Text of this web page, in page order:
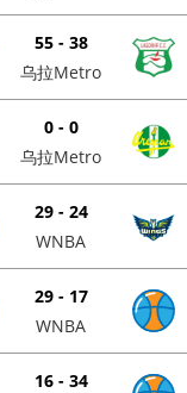
55 - 38
乌拉Metro
0 - 0
乌拉Metro
29 - 24
WNBA
29 - 17
WNBA
16 - 34